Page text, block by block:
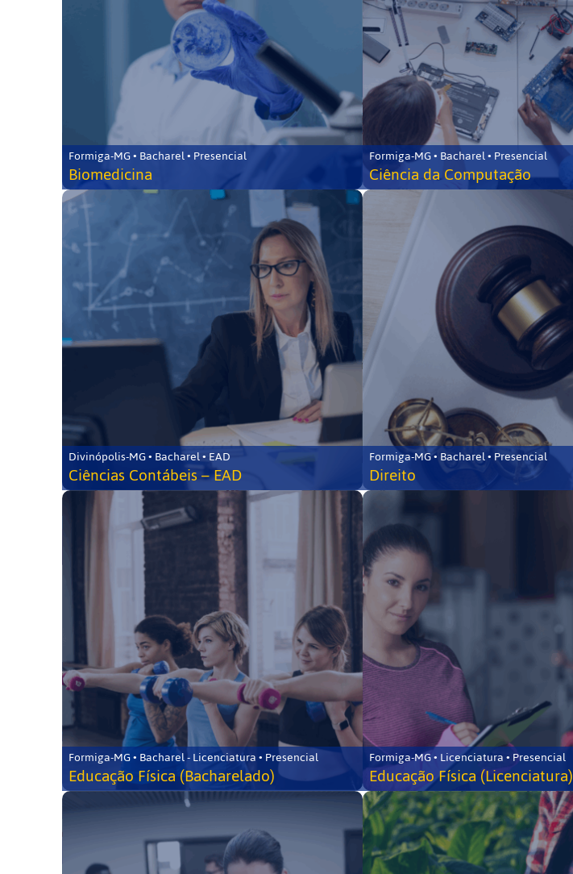
Formiga-MG • Bacharel • Presencial
Biomedicina
Formiga-MG • Bacharel • Presencial
Ciência da Computação
Divinópolis-MG • Bacharel • EAD
Ciências Contábeis – EAD
Formiga-MG • Bacharel • Presencial
Direito
Formiga-MG • Bacharel - Licenciatura • Presencial
Educação Física (Bacharelado)
Formiga-MG • Licenciatura • Presencial
Educação Física (Licenciatura)